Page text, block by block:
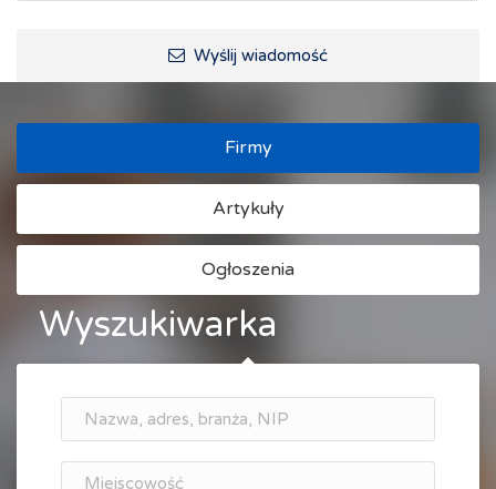
Wyślij wiadomość
Firmy
Artykuły
Ogłoszenia
Wyszukiwarka